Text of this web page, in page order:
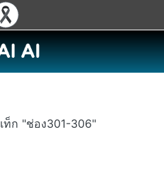
ก "ช่อง301-306"